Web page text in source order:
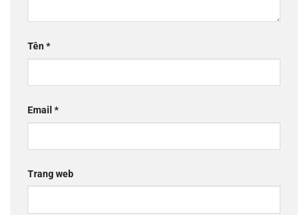
Tên*
Email *
Trang web